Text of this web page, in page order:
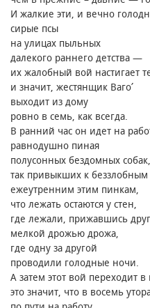
И жалкие эти, и вечно
сирые псы
на улицах пыльных
далекого раннего детства —
их жалобный вой настигает
и значит, жестянщик Ваго՛
выходит из дому
ровно в семь, как всегда.
В ранний час он идет на
равнодушно пиная
полусонных бездомных собак,
так привыкших к беззлобным
ежеутренним этим пинкам,
что лежать остаются у стен,
где лежали, прижавшись
мелкой дрожью дрожа,
где одну за другой
проводили голодные ночи.
А затем этот вой переходит
это значит, что в восемь